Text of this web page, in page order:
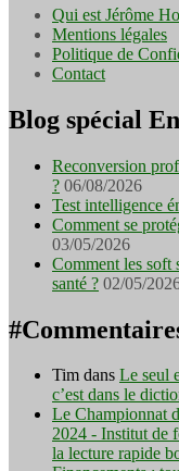
Qui est Jérôme
Mentions légales
Politique de
Contact
Blog spécial
Reconversion
? 06/08/2026
Test intelligence
Comment se
03/05/2026
Comment les soft
santé ? 02/05/
Tim dans Le seul
c’est dans le
Le Championnat
2024 - Institut de
la lecture rapide